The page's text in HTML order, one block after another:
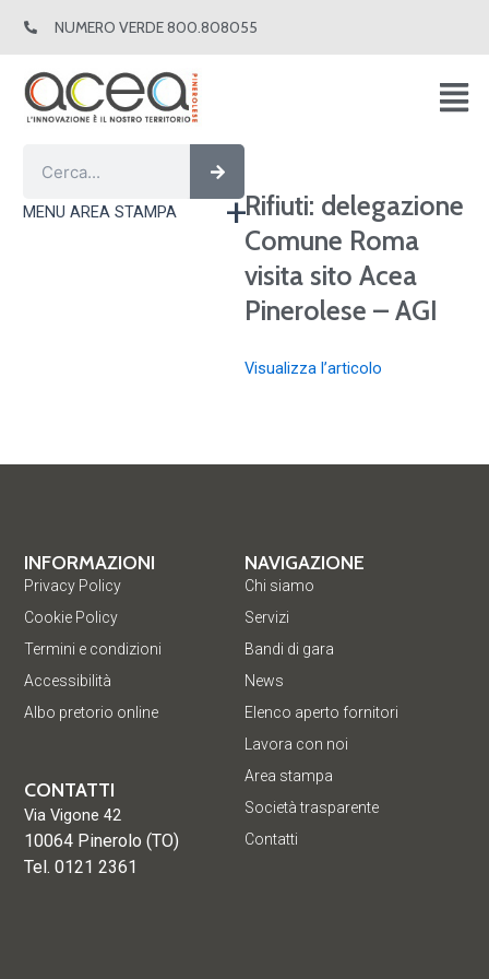
NUMERO VERDE 800.808055
Cerca
MENU AREA STAMPA
Rifiuti: delegazione
Comune Roma
visita sito Acea
Pinerolese – AGI
Visualizza l’articolo
NAVIGAZIONE
Chi siamo
Servizi
Bandi di gara
News
Elenco aperto fornitori
Lavora con noi
Area stampa
Società trasparente
Contatti
INFORMAZIONI
Privacy Policy
Cookie Policy
Termini e condizioni
Accessibilità
Albo pretorio online
CONTATTI
Via Vigone 42
10064 Pinerolo (TO)
Tel. 0121 2361